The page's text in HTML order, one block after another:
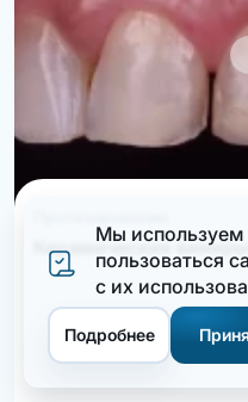
Керамические
Мы
пользоваться
с их
Подробнее